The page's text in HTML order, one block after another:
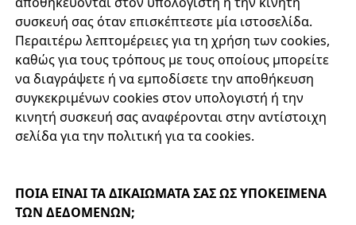
συσκευή σας όταν επισκέπτεστε μία ιστοσελίδα.
Περαιτέρω λεπτομέρειες για τη χρήση των cookies,
καθώς για τους τρόπους με τους οποίους μπορείτε
να διαγράψετε ή να εμποδίσετε την αποθήκευση
συγκεκριμένων cookies στον υπολογιστή ή την
κινητή συσκευή σας αναφέρονται στην αντίστοιχη
σελίδα για την πολιτική για τα cookies.
ΠΟΙΑ ΕΙΝΑΙ ΤΑ ΔΙΚΑΙΩΜΑΤΑ ΣΑΣ ΩΣ ΥΠΟΚΕΙΜΕΝΑ
ΤΩΝ ΔΕΔΟΜΕΝΩΝ;